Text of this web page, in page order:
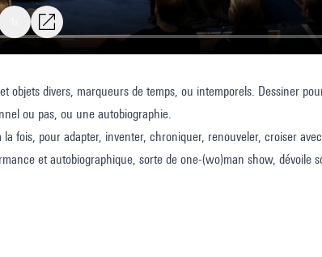
objets divers, marqueurs de temps, ou intemporels. Dessiner
ou pas, ou une autobiographie.
fois, pour adapter, inventer, chroniquer, renouveler, croiser
et autobiographique, sorte de one-(wo)man show, dévoile